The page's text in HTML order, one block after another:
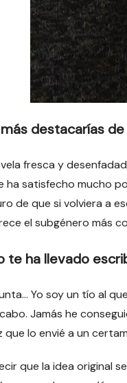
destacarías
fresca y
ha satisfecho mucho
de que si volviera a
el subgénero más
te ha llevado
Yo soy un tío al
Jamás he
que lo envié a un
que la idea original